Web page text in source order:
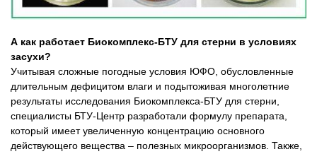
А как работает Биокомплекс-БТУ для стерни в условиях
засухи?
Учитывая сложные погодные условия ЮФО, обусловленные
длительным дефицитом влаги и подытоживая многолетние
результаты исследования Биокомплекса-БТУ для стерни,
специалисты БТУ-Центр разработали формулу препарата,
который имеет увеличенную концентрацию основного
действующего вещества – полезных микроорганизмов. Также,